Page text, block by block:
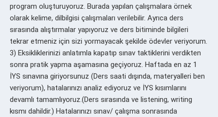
program oluşturuyoruz. Burada yapılan çalışmalara örnek
olarak kelime, dilbilgisi çalışmaları verilebilir. Ayrıca ders
sırasında alıştırmalar yapıyoruz ve ders bitiminde bilgileri
tekrar etmeniz için sizi yormayacak şekilde ödevler veriyorum.
3) Eksikliklerinizi anlatımla kapatıp sınav taktiklerini verdikten
sonra pratik yapma aşamasına geçiyoruz. Haftada en az 1
İYS sınavına giriyorsunuz (Ders saati dışında, materyalleri ben
veriyorum), hatalarınızı analiz ediyoruz ve İYS kısımlarını
devamlı tamamlıyoruz.(Ders sırasında ve listening, writing
kısmı dahildir.) Hatalarınızı sınav/ çalışma sonrasında